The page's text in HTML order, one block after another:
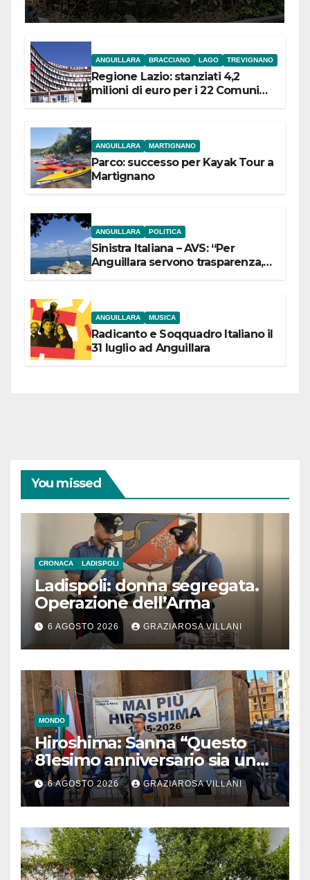
ANGUILLARA BRACCIANO LAGO TREVIGNANO
Regione Lazio: stanziati 4,2
milioni di euro per i 22 Comuni
ANGUILLARA MARTIGNANO
Parco: successo per Kayak Tour a
Martignano
ANGUILLARA POLITICA
Sinistra Italiana – AVS: “Per
Anguillara servono trasparenza,
ANGUILLARA MUSICA
Radicanto e Soqquadro Italiano il
31 luglio ad Anguillara
You missed
CRONACA LADISPOLI
Ladispoli: donna segregata.
Operazione dell’Arma
6 AGOSTO 2026 GRAZIAROSA VILLANI
MONDO
Hiroshima: Sanna “Questo
81esimo anniversario sia un
monito per tutti”
6 AGOSTO 2026 GRAZIAROSA VILLANI